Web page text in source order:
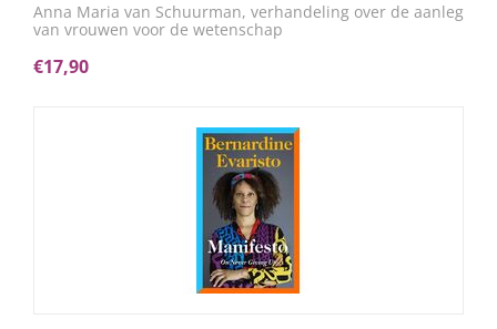
Anna Maria van Schuurman, verhandeling over de aanleg
van vrouwen voor de wetenschap
€17,90